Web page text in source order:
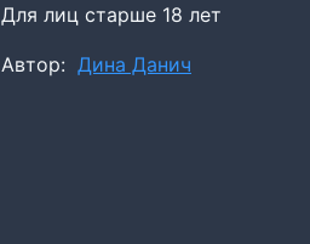
Для лиц старше 18 лет
Метки
Автор: Дина Данич